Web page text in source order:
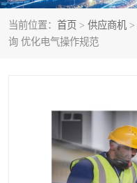
当前位置： 首页 > 供应商机 >
询 优化电气操作规范
巴西认证